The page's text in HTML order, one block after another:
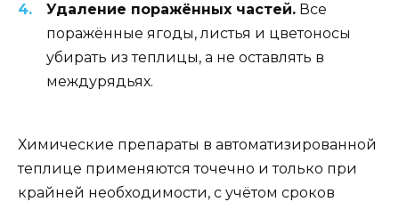
Удаление поражённых частей. Все
поражённые ягоды, листья и цветоносы
убирать из теплицы, а не оставлять в
междурядьях.
Химические препараты в автоматизированной
теплице применяются точечно и только при
крайней необходимости, с учётом сроков